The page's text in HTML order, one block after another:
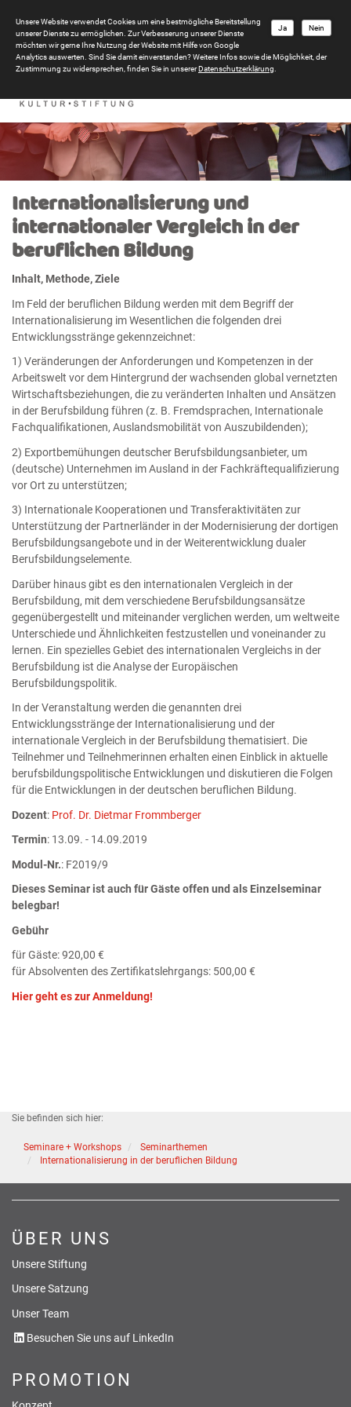
Internationalisierung und
internationaler Vergleich in der
beruflichen Bildung
Inhalt, Methode, Ziele
Im Feld der beruflichen Bildung werden mit dem Begriff der
Internationalisierung im Wesentlichen die folgenden drei
Entwicklungsstränge gekennzeichnet:
1) Veränderungen der Anforderungen und Kompetenzen in der
Arbeitswelt vor dem Hintergrund der wachsenden global vernetzten
Wirtschaftsbeziehungen, die zu veränderten Inhalten und Ansätzen
in der Berufsbildung führen (z. B. Fremdsprachen, Internationale
Fachqualifikationen, Auslandsmobilität von Auszubildenden);
2) Exportbemühungen deutscher Berufsbildungsanbieter, um
(deutsche) Unternehmen im Ausland in der Fachkräftequalifizierung
vor Ort zu unterstützen;
3) Internationale Kooperationen und Transferaktivitäten zur
Unterstützung der Partnerländer in der Modernisierung der dortigen
Berufsbildungsangebote und in der Weiterentwicklung dualer
Berufsbildungselemente.
Darüber hinaus gibt es den internationalen Vergleich in der
Berufsbildung, mit dem verschiedene Berufsbildungsansätze
gegenübergestellt und miteinander verglichen werden, um weltweite
Unterschiede und Ähnlichkeiten festzustellen und voneinander zu
lernen. Ein spezielles Gebiet des internationalen Vergleichs in der
Berufsbildung ist die Analyse der Europäischen
Berufsbildungspolitik.
In der Veranstaltung werden die genannten drei
Entwicklungsstränge der Internationalisierung und der
internationale Vergleich in der Berufsbildung thematisiert. Die
Teilnehmer und Teilnehmerinnen erhalten einen Einblick in aktuelle
berufsbildungspolitische Entwicklungen und diskutieren die Folgen
für die Entwicklungen in der deutschen beruflichen Bildung.
Dozent: Prof. Dr. Dietmar Frommberger
Termin: 13.09. - 14.09.2019
Modul-Nr.: F2019/9
Dieses Seminar ist auch für Gäste offen und als Einzelseminar
belegbar!
Gebühr
für Gäste: 920,00 €
für Absolventen des Zertifikatslehrgangs: 500,00 €
Hier geht es zur Anmeldung!
Sie befinden sich hier:
Seminare + Workshops
Seminarthemen
Internationalisierung in der beruflichen Bildung
ÜBER UNS
Unsere Stiftung
Unsere Satzung
Unser Team
Besuchen Sie uns auf LinkedIn
PROMOTION
Nein
Ja
Unsere Website verwendet Cookies um eine bestmögliche Bereitstellung
unserer Dienste zu ermöglichen. Zur Verbesserung unserer Dienste
möchten wir gerne Ihre Nutzung der Website mit Hilfe von Google
Analytics auswerten. Sind Sie damit einverstanden? Weitere Infos sowie die Möglichkeit, der
Zustimmung zu widersprechen, finden Sie in unsererDatenschutzerklärung